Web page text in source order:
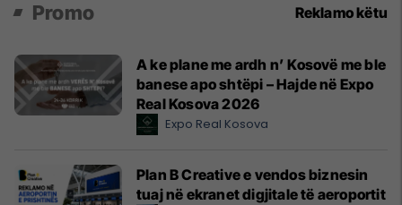
Promo Reklamo këtu
A ke plane me ardh n’ Kosovë me ble
banese apo shtëpi – Hajde në Expo
Real Kosova 2026
Expo Real Kosova
Plan B Creative e vendos biznesin
tuaj në ekranet digjitale të aeroportit